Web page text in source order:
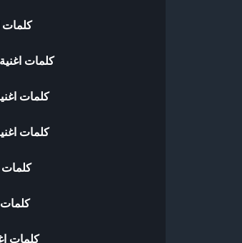
كلمات
كلمات
كلمات
كلمات
كلمات
كلمات
كلمات